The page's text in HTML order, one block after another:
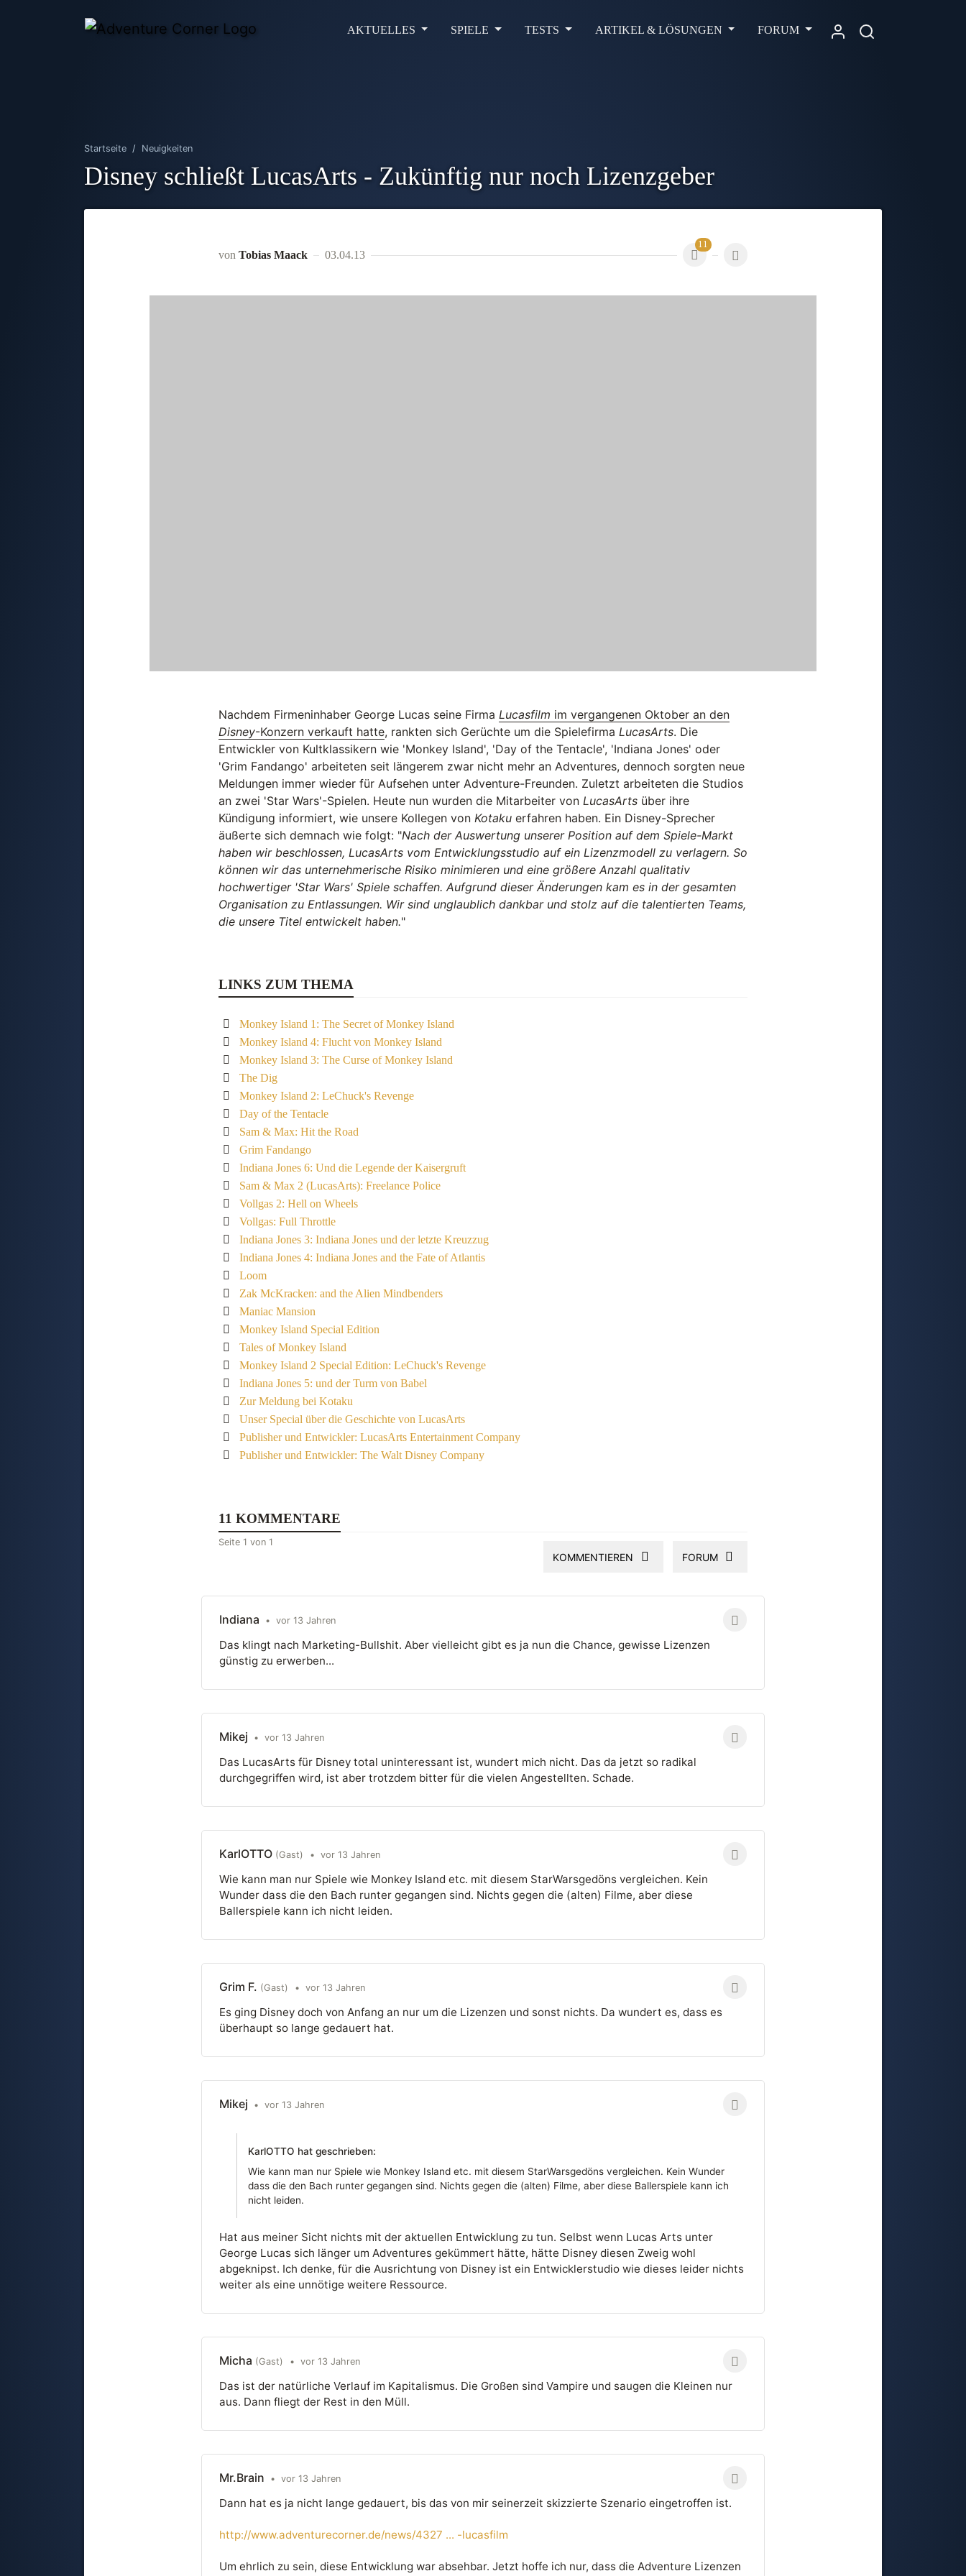
AKTUELLES SPIELE TESTS ARTIKEL & LÖSUNGEN FORUM
Startseite Neuigkeiten
Disney schließt LucasArts - Zukünftig nur noch Lizenzgeber
von Tobias Maack 03.04.13
11
Nachdem Firmeninhaber George Lucas seine Firma Lucasfilm im vergangenen Oktober an den
Disney-Konzern verkauft hatte, rankten sich Gerüchte um die Spielefirma LucasArts. Die
Entwickler von Kultklassikern wie 'Monkey Island', 'Day of the Tentacle', 'Indiana Jones' oder
'Grim Fandango' arbeiteten seit längerem zwar nicht mehr an Adventures, dennoch sorgten neue
Meldungen immer wieder für Aufsehen unter Adventure-Freunden. Zuletzt arbeiteten die Studios
an zwei 'Star Wars'-Spielen. Heute nun wurden die Mitarbeiter von LucasArts über ihre
Kündigung informiert, wie unsere Kollegen von Kotaku erfahren haben. Ein Disney-Sprecher
äußerte sich demnach wie folgt: "Nach der Auswertung unserer Position auf dem Spiele-Markt
haben wir beschlossen, LucasArts vom Entwicklungsstudio auf ein Lizenzmodell zu verlagern. So
können wir das unternehmerische Risiko minimieren und eine größere Anzahl qualitativ
hochwertiger 'Star Wars' Spiele schaffen. Aufgrund dieser Änderungen kam es in der gesamten
Organisation zu Entlassungen. Wir sind unglaublich dankbar und stolz auf die talentierten Teams,
die unsere Titel entwickelt haben."
LINKS ZUM THEMA
Monkey Island 1: The Secret of Monkey Island
Monkey Island 4: Flucht von Monkey Island
Monkey Island 3: The Curse of Monkey Island
The Dig
Monkey Island 2: LeChuck's Revenge
Day of the Tentacle
Sam & Max: Hit the Road
Grim Fandango
Indiana Jones 6: Und die Legende der Kaisergruft
Sam & Max 2 (LucasArts): Freelance Police
Vollgas 2: Hell on Wheels
Vollgas: Full Throttle
Indiana Jones 3: Indiana Jones und der letzte Kreuzzug
Indiana Jones 4: Indiana Jones and the Fate of Atlantis
Loom
Zak McKracken: and the Alien Mindbenders
Maniac Mansion
Monkey Island Special Edition
Tales of Monkey Island
Monkey Island 2 Special Edition: LeChuck's Revenge
Indiana Jones 5: und der Turm von Babel
Zur Meldung bei Kotaku
Unser Special über die Geschichte von LucasArts
Publisher und Entwickler: LucasArts Entertainment Company
Publisher und Entwickler: The Walt Disney Company
11 KOMMENTARE
Seite 1 von 1
KOMMENTIEREN FORUM
Indiana • vor 13 Jahren
Das klingt nach Marketing-Bullshit. Aber vielleicht gibt es ja nun die Chance, gewisse Lizenzen
günstig zu erwerben...
Mikej • vor 13 Jahren
Das LucasArts für Disney total uninteressant ist, wundert mich nicht. Das da jetzt so radikal
durchgegriffen wird, ist aber trotzdem bitter für die vielen Angestellten. Schade.
KarlOTTO (Gast) • vor 13 Jahren
Wie kann man nur Spiele wie Monkey Island etc. mit diesem StarWarsgedöns vergleichen. Kein
Wunder dass die den Bach runter gegangen sind. Nichts gegen die (alten) Filme, aber diese
Ballerspiele kann ich nicht leiden.
Grim F. (Gast) • vor 13 Jahren
Es ging Disney doch von Anfang an nur um die Lizenzen und sonst nichts. Da wundert es, dass es
überhaupt so lange gedauert hat.
Mikej • vor 13 Jahren
KarlOTTO hat geschrieben:
Wie kann man nur Spiele wie Monkey Island etc. mit diesem StarWarsgedöns vergleichen. Kein Wunder
dass die den Bach runter gegangen sind. Nichts gegen die (alten) Filme, aber diese Ballerspiele kann ich
nicht leiden.
Hat aus meiner Sicht nichts mit der aktuellen Entwicklung zu tun. Selbst wenn Lucas Arts unter
George Lucas sich länger um Adventures gekümmert hätte, hätte Disney diesen Zweig wohl
abgeknipst. Ich denke, für die Ausrichtung von Disney ist ein Entwicklerstudio wie dieses leider nichts
weiter als eine unnötige weitere Ressource.
Micha (Gast) • vor 13 Jahren
Das ist der natürliche Verlauf im Kapitalismus. Die Großen sind Vampire und saugen die Kleinen nur
aus. Dann fliegt der Rest in den Müll.
Mr.Brain • vor 13 Jahren
Dann hat es ja nicht lange gedauert, bis das von mir seinerzeit skizzierte Szenario eingetroffen ist.
http://www.adventurecorner.de/news/4327 ... -lucasfilm
Um ehrlich zu sein, diese Entwicklung war absehbar. Jetzt hoffe ich nur, dass die Adventure Lizenzen